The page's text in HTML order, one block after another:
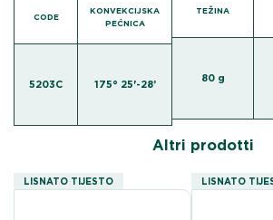
CODE
KONVEKCIJSKA
PEĆNICA
5203C 175° 25'-28’
TEŽINA
80 g
Altri prodotti
LISNATO TIJESTO LISNATO